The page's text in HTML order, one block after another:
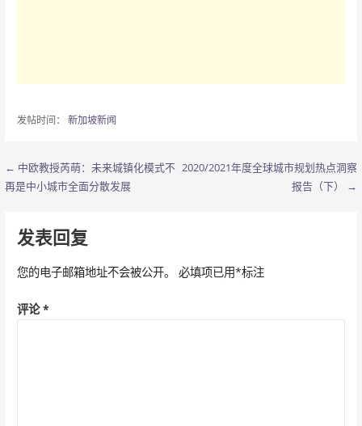
发帖时间： 新加坡新闻
文
导
航
← 中欧教授芮萌：未来城镇化模式不
再是中小城市全面分散发展
2020/2021年度全球城市规划热点洞察
报告（下） →
发表回复
您的电子邮箱地址不会被公开。 必填项已用*标注
评论*